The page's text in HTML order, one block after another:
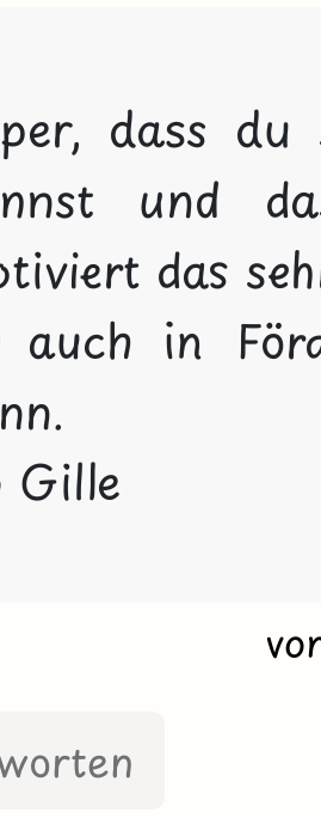
dass du
und
das
auch in
Gille